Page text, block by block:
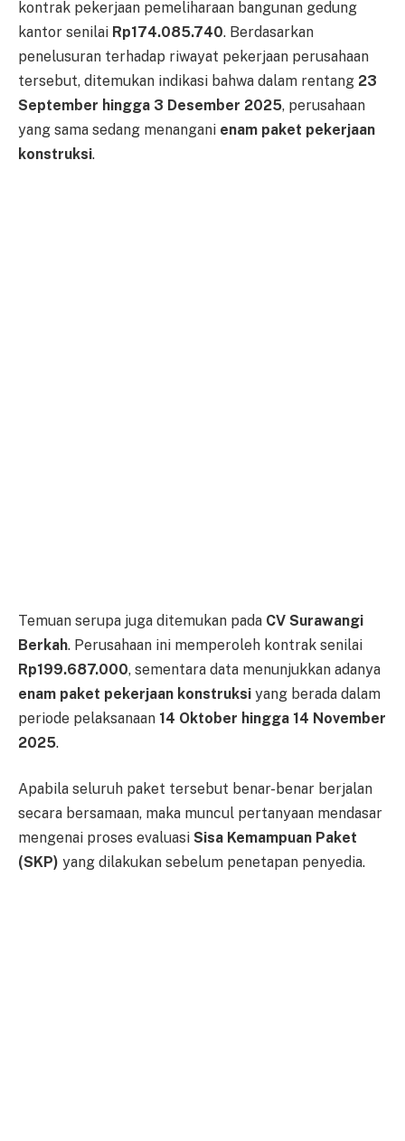
kontrak pekerjaan pemeliharaan bangunan gedung
kantor senilai Rp174.085.740. Berdasarkan
penelusuran terhadap riwayat pekerjaan perusahaan
tersebut, ditemukan indikasi bahwa dalam rentang 23
September hingga 3 Desember 2025, perusahaan
yang sama sedang menangani enam paket pekerjaan
konstruksi.
Temuan serupa juga ditemukan pada CV Surawangi
Berkah. Perusahaan ini memperoleh kontrak senilai
Rp199.687.000, sementara data menunjukkan adanya
enam paket pekerjaan konstruksi yang berada dalam
periode pelaksanaan 14 Oktober hingga 14 November
2025.
Apabila seluruh paket tersebut benar-benar berjalan
secara bersamaan, maka muncul pertanyaan mendasar
mengenai proses evaluasi Sisa Kemampuan Paket
(SKP) yang dilakukan sebelum penetapan penyedia.